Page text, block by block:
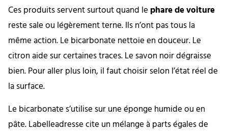
Ces produits servent surtout quand le phare de voiture
reste sale ou légèrement terne. Ils n’ont pas tous la
même action. Le bicarbonate nettoie en douceur. Le
citron aide sur certaines traces. Le savon noir dégraisse
bien. Pour aller plus loin, il faut choisir selon l’état réel de
la surface.
Le bicarbonate s’utilise sur une éponge humide ou en
pâte. Labelleadresse cite un mélange à parts égales de